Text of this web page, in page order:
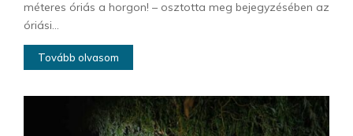
méteres óriás a horgon! – osztotta meg bejegyzésében az
óriási...
Tovább olvasom